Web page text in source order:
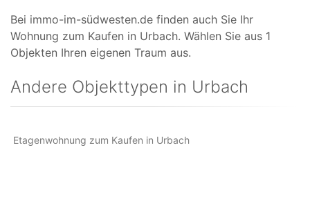
Bei immo-im-südwesten.de finden auch Sie Ihr
Wohnung zum Kaufen in Urbach. Wählen Sie aus 1
Objekten Ihren eigenen Traum aus.
Andere Objekttypen in Urbach
Etagenwohnung zum Kaufen in Urbach